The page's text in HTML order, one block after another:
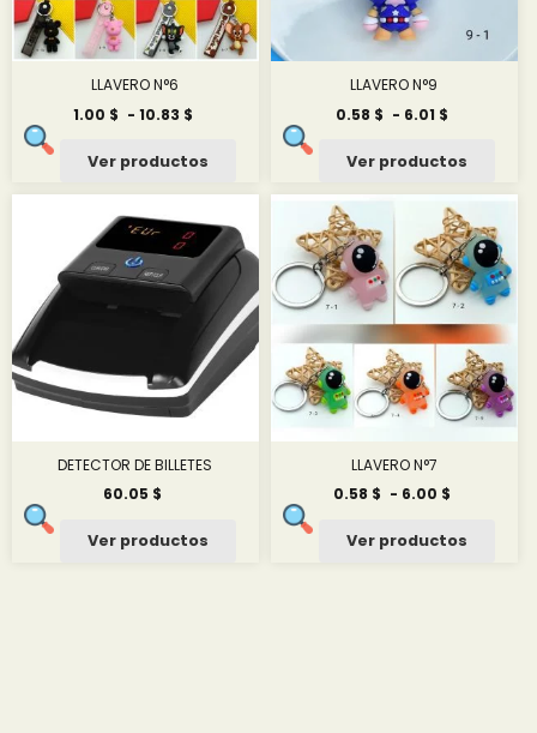
LLAVERO N°6
1.00 $ - 10.83 $
desde
1.00 $
10.83 $
Ver productos
LLAVERO N°9
0.58 $ - 6.01 $
desde
0.58 $
hasta
6.01 $
Ver productos
DETECTOR DE BILLETES
60.05 $
Ver productos
LLAVERO N°7
0.58 $ - 6.00 $
desde
Ver productos